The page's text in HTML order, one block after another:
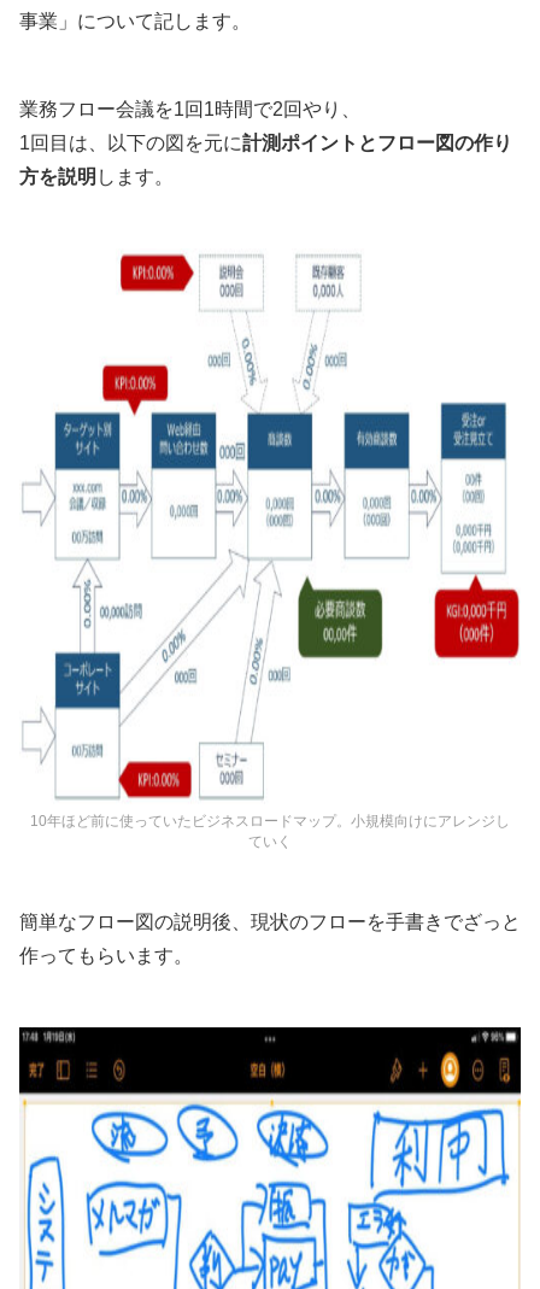
事業」について記します。
業務フロー会議を1回1時間で2回やり、
1回目は、以下の図を元に計測ポイントとフロー図の作り
方を説明 します。
10年ほど前に使っていたビジネスロードマップ。小規模向けにアレンジし
ていく
簡単なフロー図の説明後、現状のフローを手書きでざっと
作ってもらいます。